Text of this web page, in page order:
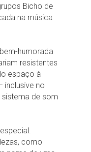
Bicho de
na música
humorada
resistentes
espaço à
inclusive no
sistema de som
como